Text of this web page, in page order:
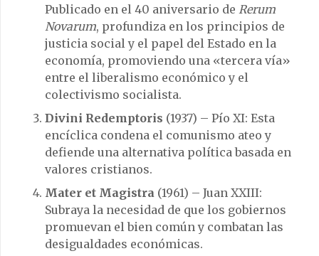
Publicado en el 40 aniversario de Rerum
Novarum, profundiza en los principios de
justicia social y el papel del Estado en la
economía, promoviendo una «tercera vía»
entre el liberalismo económico y el
colectivismo socialista.
Divini Redemptoris (1937) – Pío XI: Esta
encíclica condena el comunismo ateo y
defiende una alternativa política basada en
valores cristianos.
Mater et Magistra (1961) – Juan XXIII:
Subraya la necesidad de que los gobiernos
promuevan el bien común y combatan las
desigualdades económicas.